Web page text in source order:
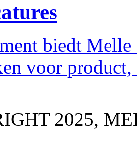
biedt
voor
2025,